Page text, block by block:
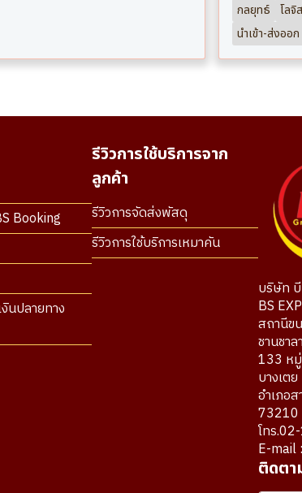
กลยุทธ์ โลจิ
นำเข้า-ส่งออก
Booking
นปลายทาง
รีวิวการใช้บริการจาก
ลูกค้า
รีวิวการจัดส่งพัสดุ
รีวิวการใช้บริการเหมาคัน
บริษัท
BS
สถานีข
ชานชา
133 ห
บางเตย
อำเภอ
73210
โทร
E-mail
ติดตา